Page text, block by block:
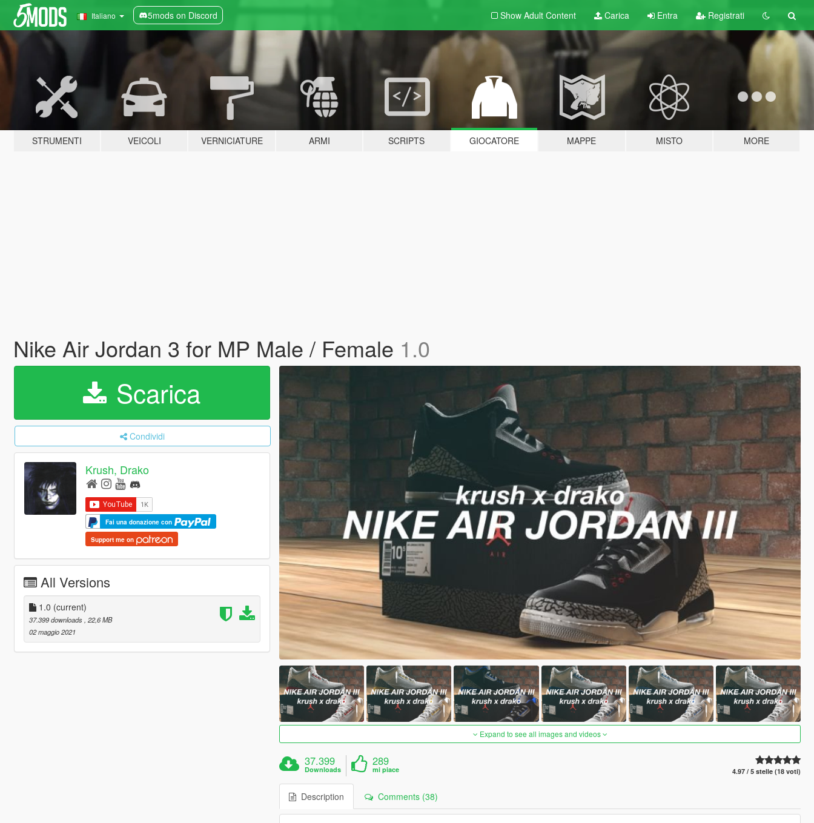
Italiano 5mods on Discord Show Adult Content Carica Entra Registrati
STRUMENTI VEICOLI VERNICIATURE ARMI SCRIPTS GIOCATORE MAPPE MISTO MORE
Nike Air Jordan 3 for MP Male / Female 1.0
Scarica
Condividi
Krush, Drako
Fai una donazione con
Support me on
All Versions
1.0 (current)
37.399 downloads , 22,6 MB
02 maggio 2021
Expand to see all images and videos
37.399
Downloads
289
mi piace 4.97 / 5 stelle (18 voti)
Description Comments (38)